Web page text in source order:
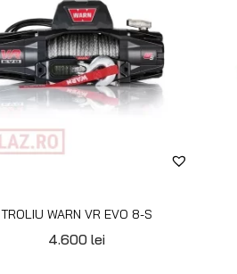
TROLIU WARN VR EVO 8-S
4.600 lei